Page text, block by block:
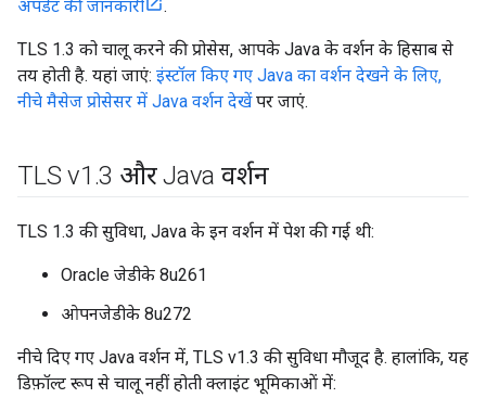
अपडेट की जानकारी
.
TLS 1.3 को चालू करने की प्रोसेस, आपके Java के वर्शन के हिसाब से
तय होती है. यहां जाएं: इंस्टॉल किए गए Java का वर्शन देखने के लिए,
नीचे मैसेज प्रोसेसर में Java वर्शन देखेंपर जाएं.
TLS v1.3 और Java वर्शन
TLS 1.3 की सुविधा, Java के इन वर्शन में पेश की गई थी:
Oracle जेडीके 8u261
ओपनजेडीके 8u272
नीचे दिए गए Java वर्शन में, TLS v1.3 की सुविधा मौजूद है. हालांकि, यह
डिफ़ॉल्ट रूप से चालू नहीं होती क्लाइंट भूमिकाओं में: